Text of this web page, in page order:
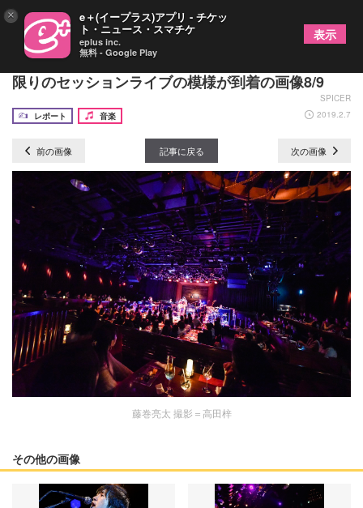
藤巻亮太 × 本間昭光率いるスペシャルバンド 一夜
限りのセッションライブの模様が到着の画像8/9
SPICER
レポート
音楽 2019.2.7
前の画像 記事に戻る 次の画像
藤巻亮太 撮影＝高田梓
その他の画像
× e＋(イープラス)アプリ - チケッ
ト・ニュース・スマチケ
eplus inc.
無料 - Google Play
表示